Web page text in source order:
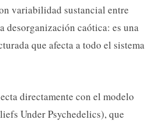
variabilidad sustancial entre
desorganización caótica: es una
que afecta a todo el sistema
directamente con el modelo
Under Psychedelics), que